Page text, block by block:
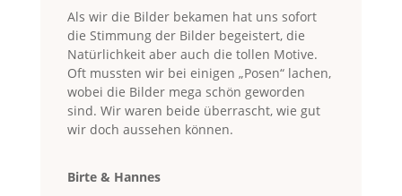
Als wir die Bilder bekamen hat uns sofort
die Stimmung der Bilder begeistert, die
Natürlichkeit aber auch die tollen Motive.
Oft mussten wir bei einigen „Posen“ lachen,
wobei die Bilder mega schön geworden
sind. Wir waren beide überrascht, wie gut
wir doch aussehen können.
Birte & Hannes